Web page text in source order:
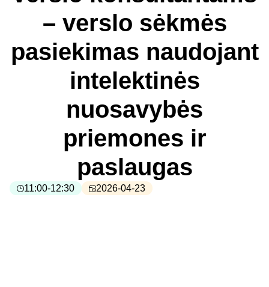
– verslo sėkmės
pasiekimas naudojant
intelektinės
nuosavybės
priemones ir
paslaugas
11:00-12:30 2026-04-23